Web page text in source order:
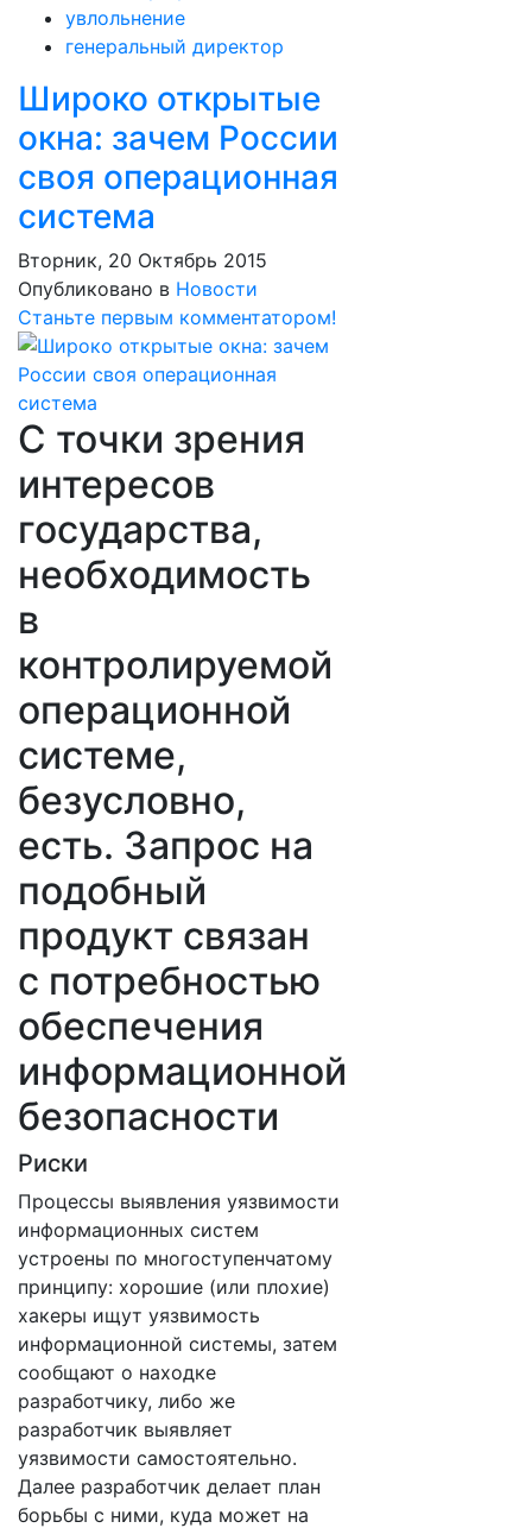
увлольнение
генеральный директор
Широко открытые
окна: зачем России
своя операционная
система
Вторник, 20 Октябрь 2015
Опубликовано в Новости
Станьте первым комментатором!
С точки зрения
интересов
государства,
необходимость
в
контролируемой
операционной
системе,
безусловно,
есть. Запрос на
подобный
продукт связан
с потребностью
обеспечения
информационной
безопасности
Риски
Процессы выявления уязвимости
информационных систем
устроены по многоступенчатому
принципу: хорошие (или плохие)
хакеры ищут уязвимость
информационной системы, затем
сообщают о находке
разработчику, либо же
разработчик выявляет
уязвимости самостоятельно.
Далее разработчик делает план
борьбы с ними, куда может на